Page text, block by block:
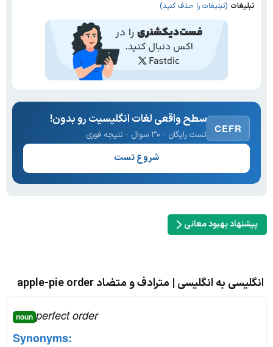
تبلیغات (تبلیغات را حذف کنید)
CEFR
سطح واقعی لغات انگلیسیت رو بدون!
تست رایگان · ۳۰ سوال · نتیجه فوری
شروع تست
پیشنهاد بهبود معانی
انگلیسی به انگلیسی | مترادف و متضاد apple-pie order
noun perfect order
Synonyms: